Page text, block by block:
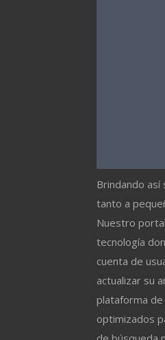
Brindando así
tanto a
Nuestro
tecnología
cuenta de
actualizar su
plataforma
optimizados